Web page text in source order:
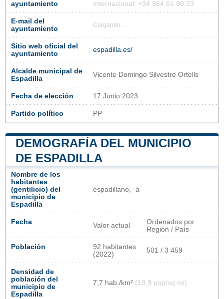
ayuntamiento
Internacional: +34 964 61 90 33
E-mail del
ayuntamiento
Cargando...
Sitio web oficial del
ayuntamiento
espadilla.es/
Alcalde municipal de
Espadilla
Vicente Domingo Silvestre Ortells
Fecha de elección 17 Junio 2023
Partido político PP
DEMOGRAFÍA DEL MUNICIPIO
DE ESPADILLA
Nombre de los
habitantes
(gentilicio) del
municipio de
Espadilla
espadillano, -a
Fecha Valor actual
Ordenados por
Región / País
Población
92 habitantes
(2022)
501 / 3 459
Densidad de
población del
municipio de
Espadilla
7,7 hab./km² (19,9 pop/sq mi)